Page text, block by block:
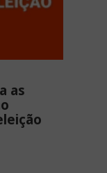
as